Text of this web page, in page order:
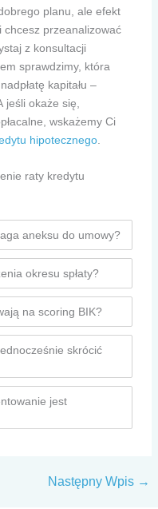
planu, ale efekt
chcesz przeanalizować
z konsultacji
sprawdzimy, która
kapitału –
jeśli okaże się,
wskażemy Ci
hipotecznego.
raty kredytu
aneksu do umowy?
okresu spłaty?
na scoring BIK?
skrócić
jest
Następny Wpis →